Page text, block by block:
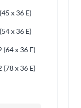
x 36 E)
x 36 E)
(64 x 36 E)
(78 x 36 E)